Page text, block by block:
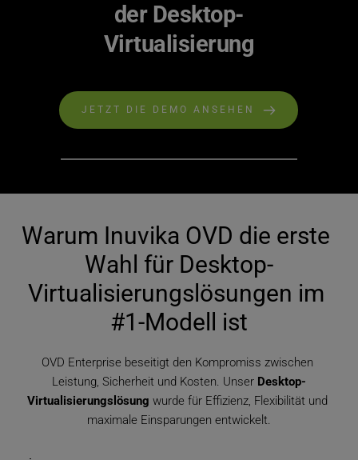
der Desktop-
Virtualisierung
JETZT DIE DEMO ANSEHEN
Warum Inuvika OVD die erste
Wahl für Desktop-
Virtualisierungslösungen im
#1-Modell ist
OVD Enterprise beseitigt den Kompromiss zwischen
Leistung, Sicherheit und Kosten. Unser Desktop-
Virtualisierungslösung wurde für Effizienz, Flexibilität und
maximale Einsparungen entwickelt.